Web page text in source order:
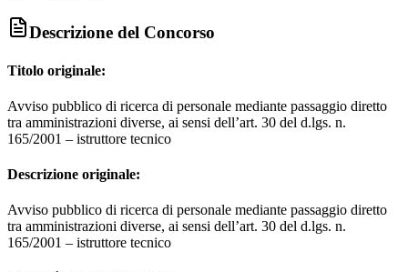
Descrizione del Concorso
Titolo originale:
Avviso pubblico di ricerca di personale mediante passaggio diretto
tra amministrazioni diverse, ai sensi dell’art. 30 del d.lgs. n.
165/2001 – istruttore tecnico
Descrizione originale:
Avviso pubblico di ricerca di personale mediante passaggio diretto
tra amministrazioni diverse, ai sensi dell’art. 30 del d.lgs. n.
165/2001 – istruttore tecnico